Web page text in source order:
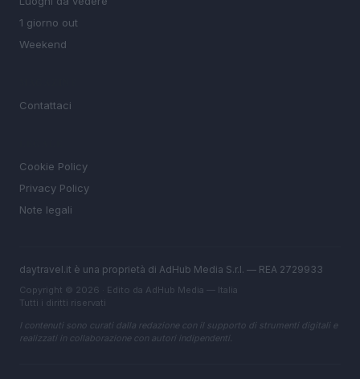
1 giorno out
Weekend
Contattaci
Cookie Policy
Privacy Policy
Note legali
daytravel.it è una proprietà di AdHub Media S.r.l. — REA 2729933
Copyright © 2026 · Edito da AdHub Media — Italia
Tutti i diritti riservati
I contenuti sono curati dalla redazione con il supporto di strumenti digitali e
realizzati in collaborazione con autori indipendenti.